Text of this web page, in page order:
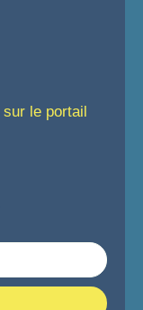
sur le portail